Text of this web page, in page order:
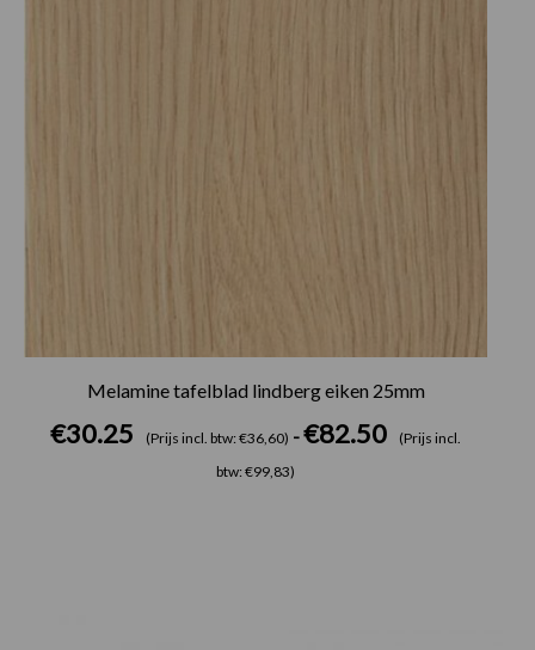
Melamine tafelblad lindberg eiken 25mm
€30.25 (Prijs incl. btw: €36,60) -€82.50
(Prijs incl.
btw: €99,83)